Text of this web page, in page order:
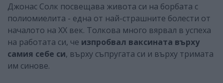
Джонас Солк посвещава живота си на борбата с
полиомиелита - една от най-страшните болести от
началото на ХХ век. Толкова много вярвал в успеха
на работата си, че изпробвал ваксината върху
самия себе си, върху съпругата си и върху тримата
им синове.